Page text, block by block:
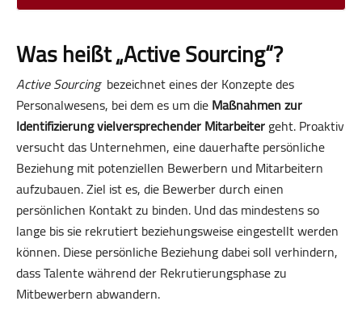
Was heißt „Active Sourcing“?
Active Sourcingbezeichnet eines der Konzepte des
Personalwesens, bei dem es um dieMaßnahmen zur
Identifizierung vielversprechender Mitarbeitergeht. Proaktiv
versucht das Unternehmen, eine dauer­hafte persönliche
Beziehung mit potenziellen Bewerbern und Mitarbeitern
aufzubauen. Ziel ist es, die Bewerber durch einen
persönlichen Kontakt zu binden. Und das mindestens so
lange bis sie rekrutiert beziehungsweise eingestellt werden
können. Diese persönliche Beziehung dabei soll verhindern,
dass Talente während der Rekrutierungsphase zu
Mitbewerbern abwandern.